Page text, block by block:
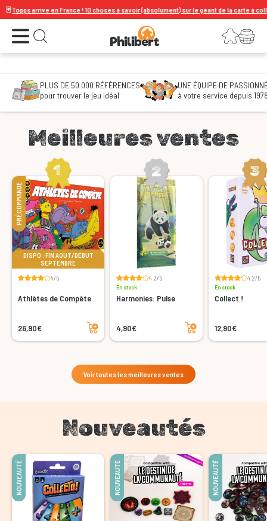
arrive en France ! 10 choses à savoir (absolument) sur le géant de la carte à
Ouvrir le menu Ouvrir la recherche Le spécialiste du jeu de société Connexion
Votre panier
PLUS DE 50 000 RÉFÉRENCES
pour trouver le jeu idéal
UNE ÉQUIPE DE
à votre service depuis
Meilleures ventes
PRÉCOMMANDE
DISPO : FIN AOUT/DÉBUT
SEPTEMBRE
4/5
Athlètes de Compète
26,90€
Ajouter au panier
4.2/5
En stock
Harmonies: Pulse
4,90€
Ajouter au panier
4.2/5
En stock
Collect !
12,90€
Voir toutes les meilleures ventes
Nouveautés
NOUVEAUTÉ NOUVEAUTÉ NOUVEAUTÉ